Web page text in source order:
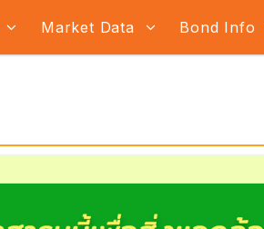
Market Data Bond Info